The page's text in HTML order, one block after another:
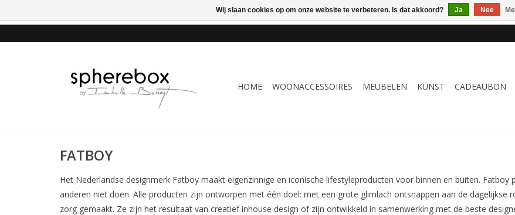
HOME WOONACCESSOIRES MEUBELEN KUNST CADEAUBON
FATBOY
Het Nederlandse designmerk Fatboy maakt eigenzinnige en iconische lifestyleproducten voor binnen en buiten.
anderen niet doen. Alle producten zijn ontworpen met één doel: met een grote glimlach ontsnappen aan de
zorg gemaakt. Ze zijn het resultaat van creatief inhouse design of zijn ontwikkeld in samenwerking met de beste
Wij slaan cookies op om onze website te verbeteren. Is dat akkoord? Ja Nee
ONLINE WINKEL VOOR WOONACCESSOIRES, MEUBELEN & KUNST – GRATIS